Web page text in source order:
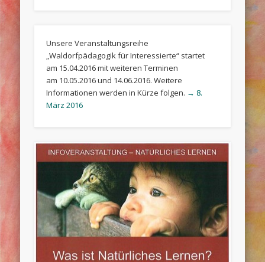
Unsere Veranstaltungsreihe
„Waldorfpädagogik für Interessierte“ startet
am 15.04.2016 mit weiteren Terminen
am 10.05.2016 und 14.06.2016. Weitere
Informationen werden in Kürze folgen. → 8.
März 2016